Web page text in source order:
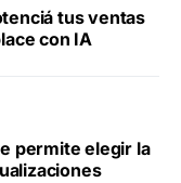
tus ventas
con IA
permite elegir la